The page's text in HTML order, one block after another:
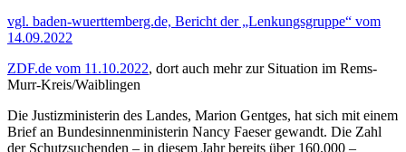
vgl. baden-wuerttemberg.de, Bericht der „Lenkungsgruppe“ vom
14.09.2022
ZDF.de vom 11.10.2022, dort auch mehr zur Situation im Rems-
Murr-Kreis/Waiblingen
Die Justizministerin des Landes, Marion Gentges, hat sich mit einem
Brief an Bundesinnenministerin Nancy Faeser gewandt. Die Zahl
der Schutzsuchenden – in diesem Jahr bereits über 160.000 –